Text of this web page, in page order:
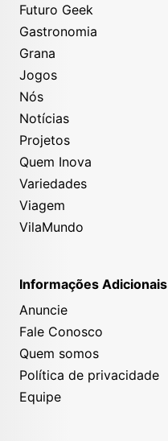
Futuro Geek
Gastronomia
Grana
Jogos
Nós
Notícias
Projetos
Quem Inova
Variedades
Viagem
VilaMundo
Informações Adicionais
Anuncie
Fale Conosco
Quem somos
Política de privacidade
Equipe